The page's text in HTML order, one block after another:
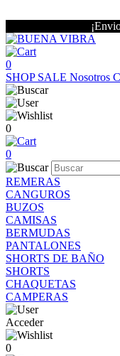
0
SHOP SALE Nosotros
0
0
REMERAS
CANGUROS
BUZOS
CAMISAS
BERMUDAS
PANTALONES
SHORTS DE BAÑO
SHORTS
CHAQUETAS
CAMPERAS
Acceder
0